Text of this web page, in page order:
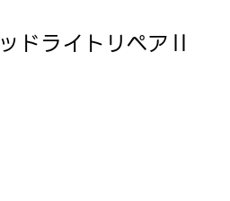
ドライトリペアⅡ